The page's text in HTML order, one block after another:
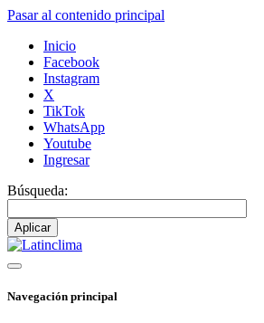
Pasar al contenido principal
Inicio
Facebook
Instagram
X
TikTok
WhatsApp
Youtube
Ingresar
Búsqueda:
Navegación principal